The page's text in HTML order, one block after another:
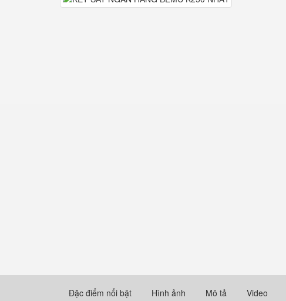
Đặc điểm nổi bật Hình ảnh Mô tả Video